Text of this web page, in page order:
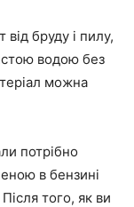
бруду і пилу,
водою без
можна
потрібно
в бензині
того, як ви